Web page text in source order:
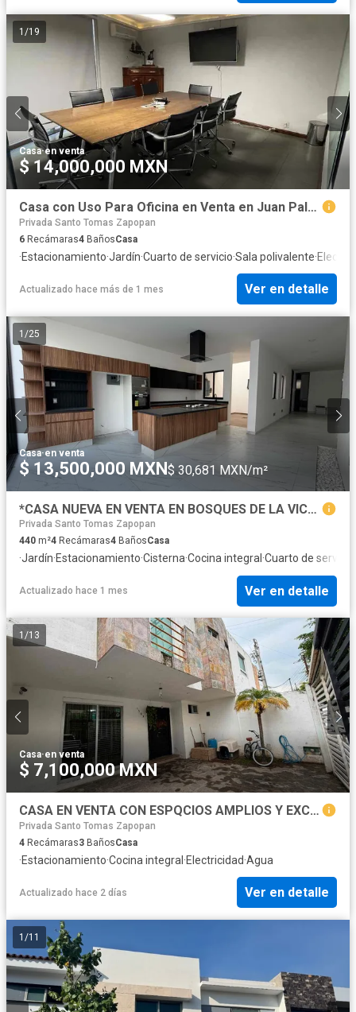
1 /19
Casa·en venta
$ 14,000,000 MXN
Casa con Uso Para Oficina en Venta en Juan Palomar y Arias, Lista Para Despacho
Privada Santo Tomas Zapopan
6 Recámaras4 BañosCasa
·Estacionamiento·Jardín·Cuarto de servicio·Sala polivalente·
Actualizado hace más de 1 mes Ver en detalle
1 /25
Casa·en venta
$ 13,500,000 MXN$ 30,681 MXN/m²
*CASA NUEVA EN VENTA EN BOSQUES DE LA VICTORIA A SOLO 3 CUADRAS DE EXPO GUADALAJARA*
Privada Santo Tomas Zapopan
440 m²4 Recámaras4 BañosCasa
·Jardín·Estacionamiento·Cisterna·Cocina integral ·Cuarto de servicio
Actualizado hace 1 mes Ver en detalle
1 /13
Casa·en venta
$ 7,100,000 MXN
CASA EN VENTA CON ESPQCIOS AMPLIOS Y EXCELENTE DISTRIBUCIÓN
Privada Santo Tomas Zapopan
4 Recámaras3 BañosCasa
·Estacionamiento·Cocina integral ·Electricidad·Agua
Actualizado hace 2 días Ver en detalle
1 /11